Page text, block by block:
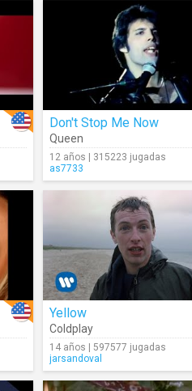
Don't Stop Me Now
Queen
12 años | 315223 jugadas
as7733
Yellow
Coldplay
14 años | 597577 jugadas
jarsandoval